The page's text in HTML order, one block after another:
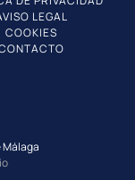
LEGAL
COOKIES